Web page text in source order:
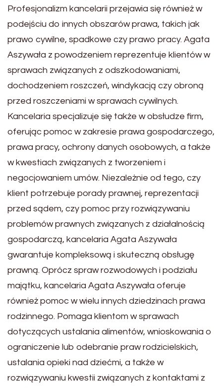
Profesjonalizm kancelarii przejawia się również w
podejściu do innych obszarów prawa, takich jak
prawo cywilne, spadkowe czy prawo pracy. Agata
Aszywała z powodzeniem reprezentuje klientów w
sprawach związanych z odszkodowaniami,
dochodzeniem roszczeń, windykacją czy obroną
przed roszczeniami w sprawach cywilnych.
Kancelaria specjalizuje się także w obsłudze firm,
oferując pomoc w zakresie prawa gospodarczego,
prawa pracy, ochrony danych osobowych, a także
w kwestiach związanych z tworzeniem i
negocjowaniem umów. Niezależnie od tego, czy
klient potrzebuje porady prawnej, reprezentacji
przed sądem, czy pomoc przy rozwiązywaniu
problemów prawnych związanych z działalnością
gospodarczą, kancelaria Agata Aszywała
gwarantuje kompleksową i skuteczną obsługę
prawną. Oprócz spraw rozwodowych i podziału
majątku, kancelaria Agata Aszywała oferuje
również pomoc w wielu innych dziedzinach prawa
rodzinnego. Pomaga klientom w sprawach
dotyczących ustalania alimentów, wnioskowania o
ograniczenie lub odebranie praw rodzicielskich,
ustalania opieki nad dziećmi, a także w
rozwiązywaniu kwestii związanych z kontaktami z